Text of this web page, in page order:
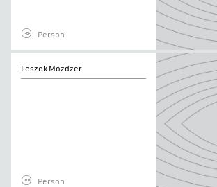
Person
Możdżer
Leszek Możdżer
Person